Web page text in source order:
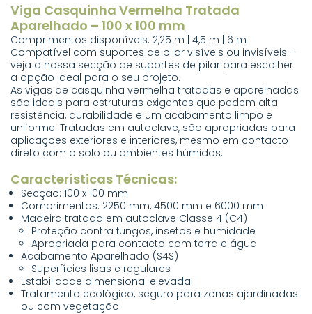
Viga Casquinha Vermelha Tratada
Aparelhado – 100 x 100 mm
Comprimentos disponíveis: 2,25 m | 4,5 m | 6 m
Compatível com suportes de pilar visíveis ou invisíveis –
veja a nossa secção de suportes de pilar para escolher
a opção ideal para o seu projeto.
As vigas de casquinha vermelha tratadas e aparelhadas
são ideais para estruturas exigentes que pedem alta
resistência, durabilidade e um acabamento limpo e
uniforme. Tratadas em autoclave, são apropriadas para
aplicações exteriores e interiores, mesmo em contacto
direto com o solo ou ambientes húmidos.
Características Técnicas:
Secção: 100 x 100 mm
Comprimentos: 2250 mm, 4500 mm e 6000 mm
Madeira tratada em autoclave Classe 4 (C4)
Proteção contra fungos, insetos e humidade
Apropriada para contacto com terra e água
Acabamento Aparelhado (S4S)
Superfícies lisas e regulares
Estabilidade dimensional elevada
Tratamento ecológico, seguro para zonas ajardinadas
ou com vegetação